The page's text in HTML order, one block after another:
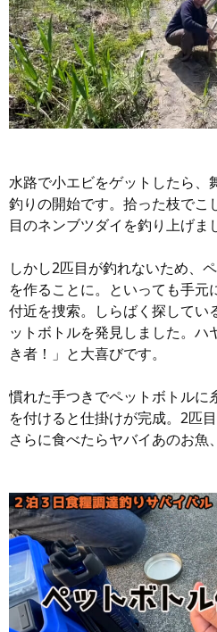
水路で小エビをゲットしたら、
釣りの開始です。拾った枝でこ
目のネンブツダイを釣り上げま
しかし2匹目が釣れないため、
を作ることに。といっても手元
付近を捜索。しらばく探してい
ットボトルを発見しました。ハ
き者！」と大喜びです。
慣れた手つきでペットボトルに
を付けると仕掛けが完成。2匹
さらに食べたらヤバイあのお魚